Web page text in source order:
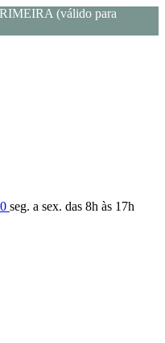
(válido para
seg. a sex. das 8h às 17h